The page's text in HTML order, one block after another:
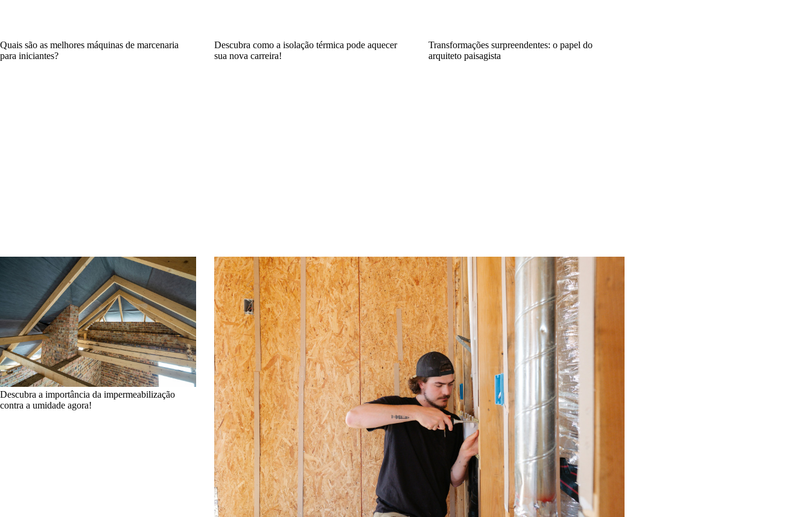
Quais são as melhores máquinas de marcenaria
para iniciantes?
Descubra como a isolação térmica pode aquecer
sua nova carreira!
Transformações surpreendentes: o papel do
arquiteto paisagista
Descubra a importância da impermeabilização
contra a umidade agora!